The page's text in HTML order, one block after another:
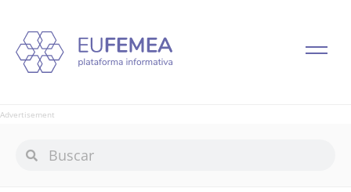
Advertisement